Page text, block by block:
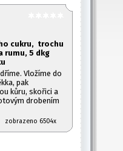
cukru, trochu
rumu, 5 dkg
Vložíme do
pak
kůru, skořici a
drobením
zobrazeno 6504x